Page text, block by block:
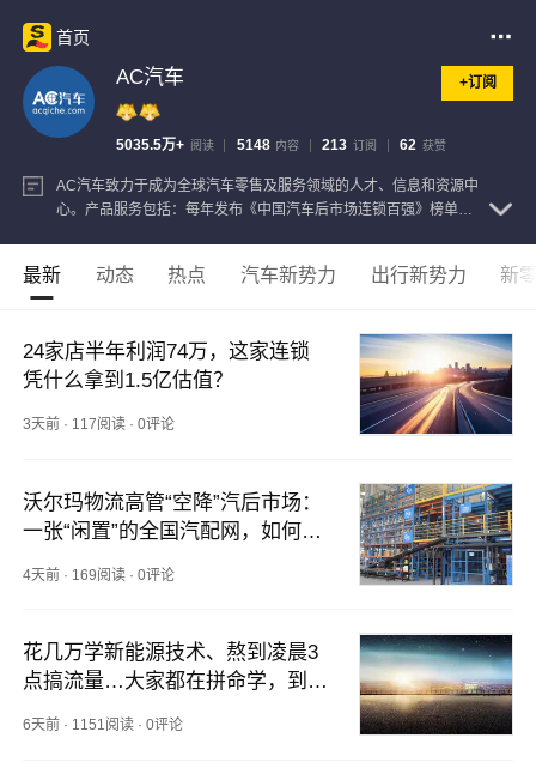
首页
AC汽车 +订阅
5035.5万+ 阅读 5148 内容 213 订阅 62 获赞
AC汽车致力于成为全球汽车零售及服务领域的人才、信息和资源中
心。产品服务包括：每年发布《中国汽车后市场连锁百强》榜单，
查看注册信息
最新 动态 热点 汽车新势力 出行新势力 新
24家店半年利润74万，这家连锁
凭什么拿到1.5亿估值？
3天前 · 117阅读 ·0评论
沃尔玛物流高管“空降”汽后市场：
一张“闲置”的全国汽配网，如何抓
4天前 · 169阅读 ·0评论
花几万学新能源技术、熬到凌晨3
点搞流量…大家都在拼命学，到底
6天前 · 1151阅读 ·0评论